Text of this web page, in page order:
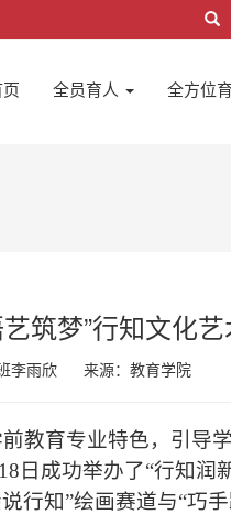
全员育人 全方位
筑梦”行知文化
李雨欣 来源： 教育学院
教育专业特色，引导
成功举办了“行知润
行知”绘画赛道与“巧